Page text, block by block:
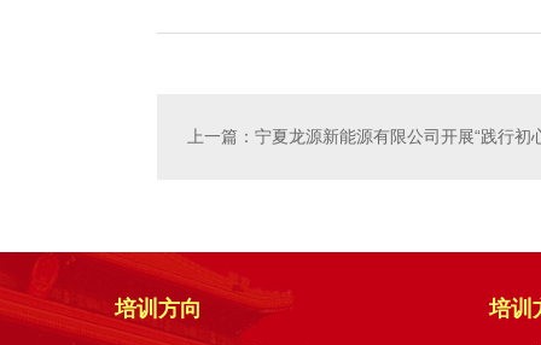
上一篇：宁夏龙源新能源有限公司开展“践行
培训方向 培训